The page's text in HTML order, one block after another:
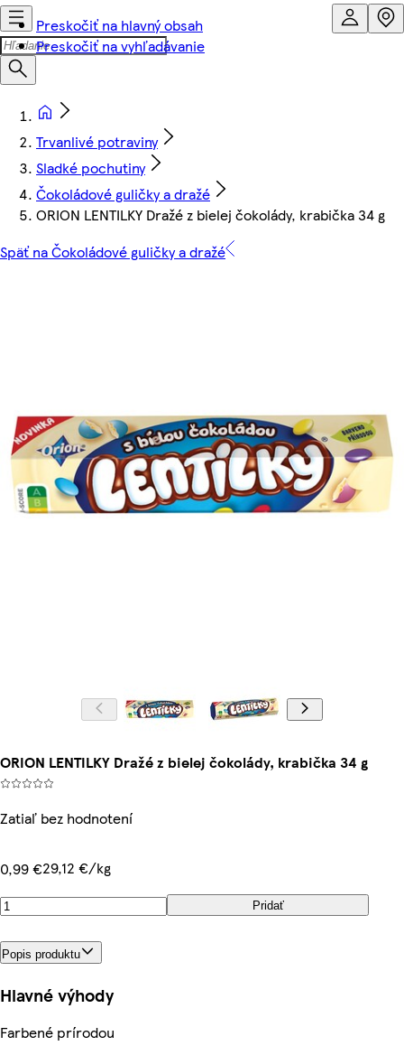
Preskočiť na hlavný obsah
Preskočiť na vyhľadávanie
Trvanlivé potraviny
Sladké pochutiny
Čokoládové guličky a dražé
ORION LENTILKY Dražé z bielej čokolády, krabička 34 g
Späť na Čokoládové guličky a dražé
ORION LENTILKY Dražé z bielej čokolády, krabička 34 g
Zatiaľ bez hodnotení
0,99 €29,12 €/kg
Pridať
Popis produktu
Hlavné výhody
Farbené prírodou